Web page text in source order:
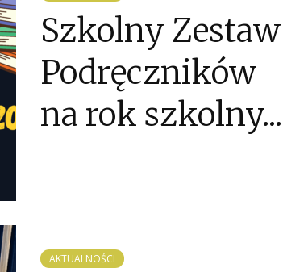
Szkolny Zestaw
Podręczników
na rok szkolny...
AKTUALNOŚCI